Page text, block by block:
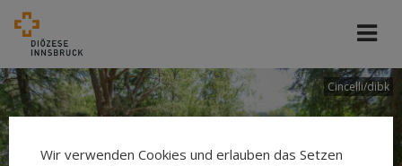
Cincelli/dibk
Wir verwenden Cookies und erlauben das Setzen